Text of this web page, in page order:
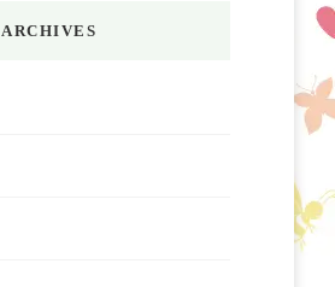
ARCHIVES